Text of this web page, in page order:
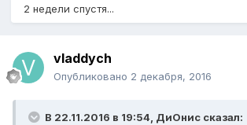
2 недели спустя...
vladdych
Опубликовано 2 декабря, 2016
В 22.11.2016 в 19:54, ДиОнис сказал: